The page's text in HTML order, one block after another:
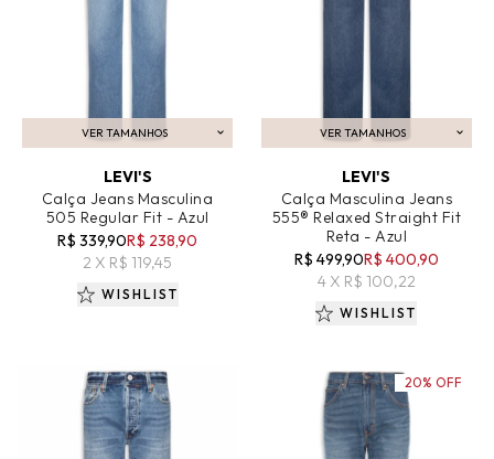
VER TAMANHOS
ADICIONAR AO CARRINHO
LEVI'S
Calça Jeans Masculina
505 Regular Fit - Azul
R$ 339,90R$ 238,90
2 X R$ 119,45
WISHLIST
VER TAMANHOS
ADICIONAR AO CARRINHO
LEVI'S
Calça Masculina Jeans
555® Relaxed Straight Fit
Reta - Azul
R$ 499,90R$ 400,90
4 X R$ 100,22
WISHLIST
20% OFF